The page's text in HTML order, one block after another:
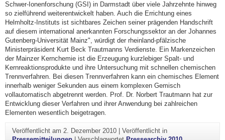
Schwer-Ionenforschung (GSI) in Darmstadt über viele Jahrzehnte hinweg
so zielführend weiterentwickelt haben. Auch die Errichtung eines
Helmholtz-Instituts ist sichtbares Zeichen seiner prägenden Handschrift
auf diesem international anerkannten Forschungssektor an der Johannes
Gutenberg-Universität Mainz", würdigt der rheinland-pfälzische
Ministerpräsident Kurt Beck Trautmanns Verdienste. Ein Markenzeichen
der Mainzer Kernchemie ist die Erzeugung kurzlebiger Spalt- und
Kernreaktionsprodukte und ihre Untersuchung mit schnellen chemischen
Trennverfahren. Bei diesen Trennverfahren kann ein chemisches Element
innerhalb weniger Sekunden aus einem komplexen Gemisch
vollautomatisch abgetrennt werden. Prof. Dr. Norbert Trautmann hat zur
Entwicklung dieser Verfahren und ihrer Anwendung bei zahlreichen
Elementen wesentlich beigetragen.
Veröffentlicht am 2. Dezember 2010| Veröffentlicht in